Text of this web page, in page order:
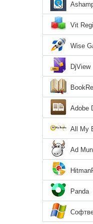
Vit
Wise
DjView
Adobe
All My
Ad
Panda
XP